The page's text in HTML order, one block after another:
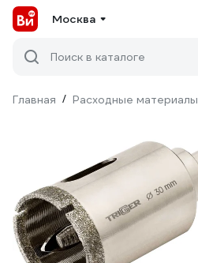
Москва
Поиск в каталоге
Главная / Расходные материалы